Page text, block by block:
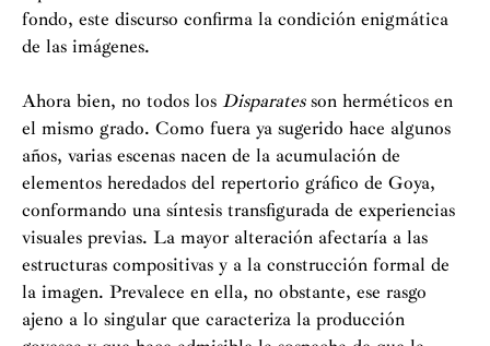
fondo, este discurso confirma la condición enigmática
de las imágenes.
Ahora bien, no todos los Disparatesson herméticos en
el mismo grado. Como fuera ya sugerido hace algunos
años, varias escenas nacen de la acumulación de
elementos heredados del repertorio gráfico de Goya,
conformando una síntesis transfigurada de experiencias
visuales previas. La mayor alteración afectaría a las
estructuras compositivas y a la construcción formal de
la imagen. Prevalece en ella, no obstante, ese rasgo
ajeno a lo singular que caracteriza la producción